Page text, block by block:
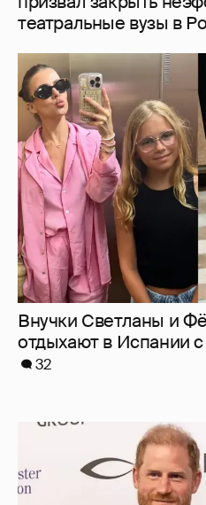
Внучки Светланы и
отдыхают в Испании
32
Меган Маркл и принц
в Канаде